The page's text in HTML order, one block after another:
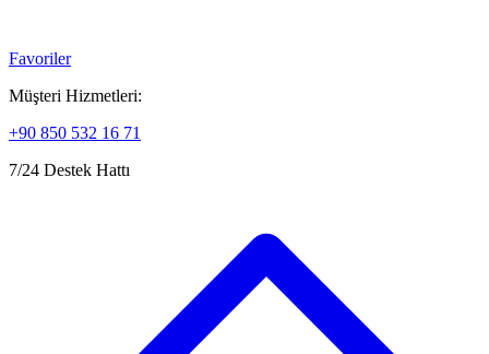
Favoriler
Müşteri Hizmetleri:
+90 850 532 16 71
7/24 Destek Hattı